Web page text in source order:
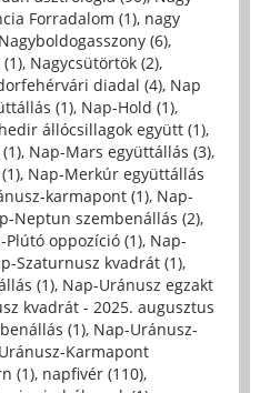
Forradalom (1), nagy
Nagyboldogasszony (6),
, Nagycsütörtök (2),
diadal (4), Nap
(1), Nap-Hold (1),
állócsillagok együtt (1),
, Nap-Mars együttállás (3),
, Nap-Merkúr együttállás
karmapont (1), Nap-
Neptun szembenállás (2),
Plútó oppozíció (1), Nap-
Szaturnusz kvadrát (1),
(1), Nap-Uránusz egzakt
kvadrát - 2025. augusztus
(1), Nap-Uránusz-
Karmapont
(1), napfivér (110),